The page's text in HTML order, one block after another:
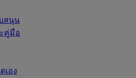
สนุน
คู่มือ
เอง